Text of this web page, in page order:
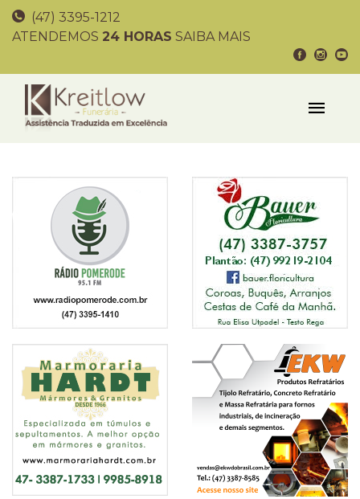
(47) 3395-1212
ATENDEMOS 24 HORAS SAIBA MAIS